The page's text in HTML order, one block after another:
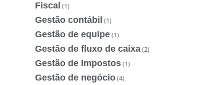
Fiscal (1)
Gestão contábil (1)
Gestão de equipe(1)
Gestão de fluxo de caixa(2)
Gestão de Impostos(1)
Gestão de negócio(4)